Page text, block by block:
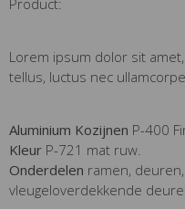
Lorem ipsum dolor sit
tellus, luctus nec
Aluminium Kozijnen P-400
Kleur P-721 mat ruw.
Onderdelen ramen,
vleugeloverdekkende